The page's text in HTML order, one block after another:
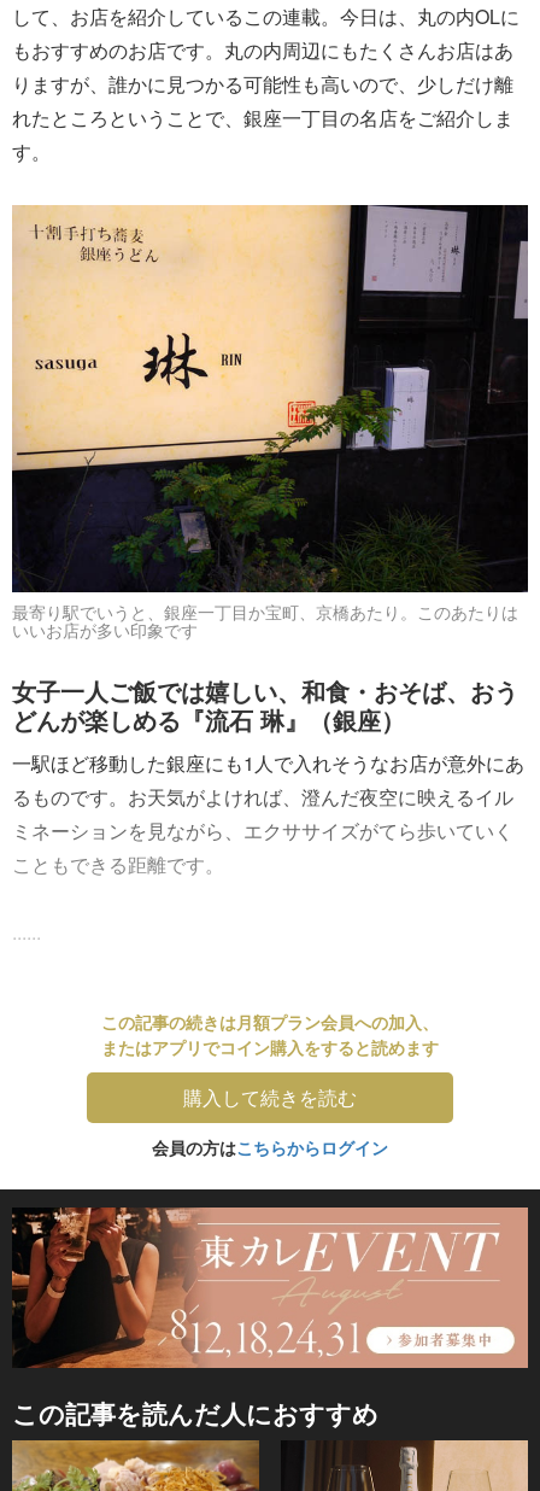
して、お店を紹介しているこの連載。今日は、丸の内OLに
もおすすめのお店です。丸の内周辺にもたくさんお店はあ
りますが、誰かに見つかる可能性も高いので、少しだけ離
れたところということで、銀座一丁目の名店をご紹介しま
す。
最寄り駅でいうと、銀座一丁目か宝町、京橋あたり。このあたりは
いいお店が多い印象です
女子一人ご飯では嬉しい、和食・おそば、おう
どんが楽しめる『流石 琳』（銀座）
一駅ほど移動した銀座にも1人で入れそうなお店が意外にあ
るものです。お天気がよければ、澄んだ夜空に映えるイル
ミネーションを見ながら、エクササイズがてら歩いていく
こともできる距離です。
......
この記事の続きは月額プラン会員への加入、
またはアプリでコイン購入をすると読めます
購入して続きを読む
会員の方はこちらからログイン
この記事を読んだ人におすすめ